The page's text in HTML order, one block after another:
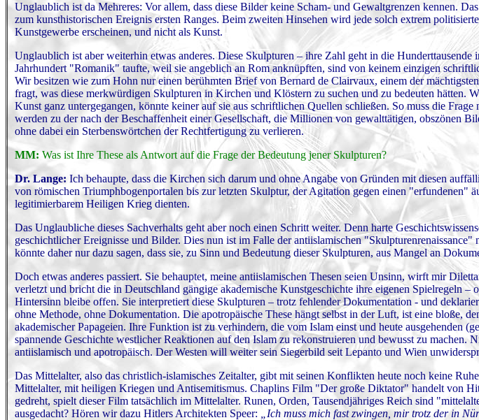
Unglaublich ist da Mehreres: Vor allem, dass diese Bilder keine Scham- und Gewaltgrenzen kennen.
zum kunsthistorischen Ereignis ersten Ranges. Beim zweiten Hinsehen wird jede solch extrem
Kunstgewerbe erscheinen, und nicht als Kunst.
Unglaublich ist aber weiterhin etwas anderes. Diese Skulpturen – ihre Zahl geht in die
Jahrhundert "Romanik" taufte, weil sie angeblich an Rom anknüpften, sind von keinem einzigen
Wir besitzen wie zum Hohn nur einen berühmten Brief von Bernard de Clairvaux, einem der
fragt, was diese merkwürdigen Skulpturen in Kirchen und Klöstern zu suchen und zu bedeuten hätten.
Kunst ganz untergegangen, könnte keiner auf sie aus schriftlichen Quellen schließen. So muss die
werden zu der nach der Beschaffenheit einer Gesellschaft, die Millionen von gewalttätigen, obszönen
ohne dabei ein Sterbenswörtchen der Rechtfertigung zu verlieren.
MM: Was ist Ihre These als Antwort auf die Frage der Bedeutung jener Skulpturen?
Dr. Lange: Ich behaupte, dass die Kirchen sich darum und ohne Angabe von Gründen mit diesen
von römischen Triumphbogenportalen bis zur letzten Skulptur, der Agitation gegen einen "erfundenen"
legitimierbarem Heiligen Krieg dienten.
Das Unglaubliche dieses Sachverhalts geht aber noch einen Schritt weiter. Denn harte
geschichtlicher Ereignisse und Bilder. Dies nun ist im Falle der antiislamischen
könnte daher nur dazu sagen, dass sie, zu Sinn und Bedeutung dieser Skulpturen, aus Mangel an
Doch etwas anderes passiert. Sie behauptet, meine antiislamischen Thesen seien Unsinn, wirft mir
verletzt und bricht die in Deutschland gängige akademische Kunstgeschichte ihre eigenen Spielregeln –
Hintersinn bleibe offen. Sie interpretiert diese Skulpturen – trotz fehlender Dokumentation - und
ohne Methode, ohne Dokumentation. Die apotropäische These hängt selbst in der Luft, ist eine bloße,
akademischer Papageien. Ihre Funktion ist zu verhindern, die vom Islam einst und heute ausgehenden
spannende Geschichte westlicher Reaktionen auf den Islam zu rekonstruieren und bewusst zu machen.
antiislamisch und apotropäisch. Der Westen will weiter sein Siegerbild seit Lepanto und Wien
Das Mittelalter, also das christlich-islamisches Zeitalter, gibt mit seinen Konflikten heute noch keine
Mittelalter, mit heiligen Kriegen und Antisemitismus. Chaplins Film "Der große Diktator" handelt von
gedreht, spielt dieser Film tatsächlich im Mittelalter. Runen, Orden, Tausendjähriges Reich sind
ausgedacht? Hören wir dazu Hitlers Architekten Speer:
„Ich muss mich fast zwingen, mir trotz der in